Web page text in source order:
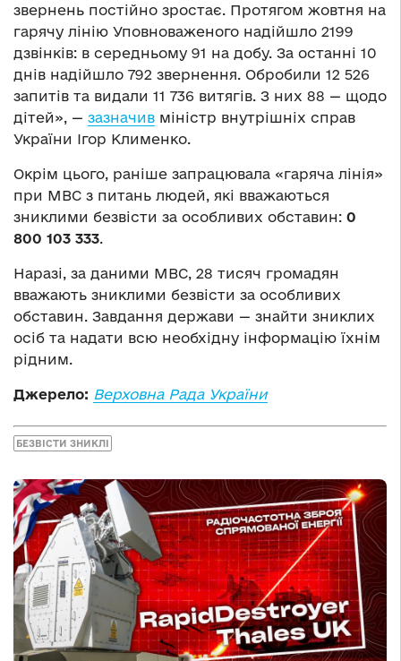
звернень постійно зростає. Протягом жовтня на
гарячу лінію Уповноваженого надійшло 2199
дзвінків: в середньому 91 на добу. За останні 10
днів надійшло 792 звернення. Обробили 12 526
запитів та видали 11 736 витягів. З них 88 — щодо
дітей», — зазначив міністр внутрішніх справ
України Ігор Клименко.
Окрім цього, раніше запрацювала «гаряча лінія»
при МВС з питань людей, які вважаються
зниклими безвісти за особливих обставин: 0
800 103 333
Наразі, за даними МВС, 28 тисяч громадян
вважають зниклими безвісти за особливих
обставин. Завдання держави — знайти зниклих
осіб та надати всю необхідну інформацію їхнім
рідним.
Джерело: Верховна Рада України
БЕЗВІСТИ ЗНИКЛІ